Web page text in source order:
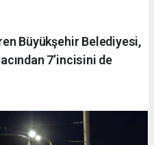
Büyükşehir Belediyesi,
7’incisini de